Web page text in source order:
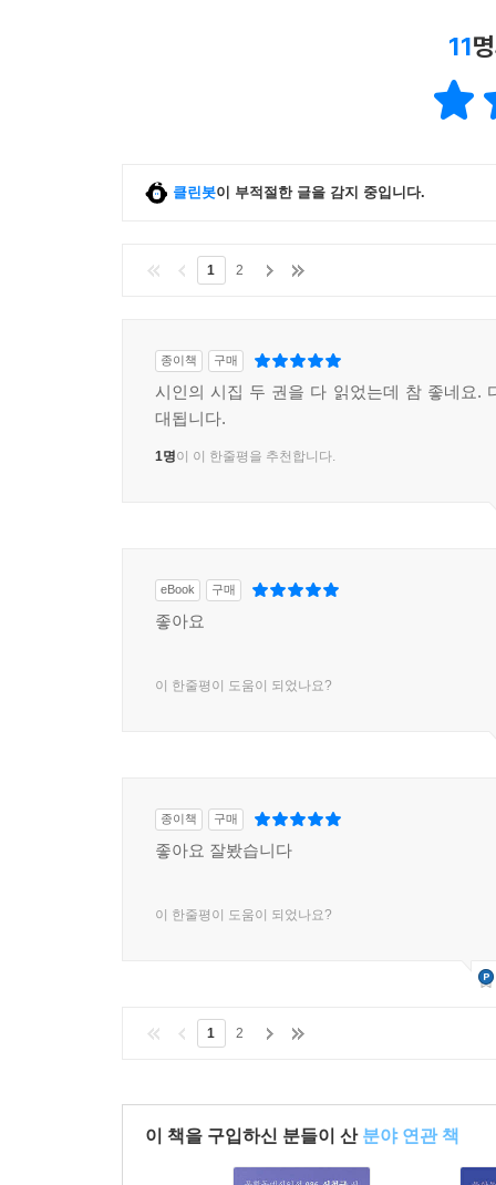
11
클린봇이 부적절한 글을 감지 중입니다.
1 2
종이책 구매
시인의 시집 두 권을 다 읽었는데 참 좋네요.
대됩니다.
1명이 이 한줄평을 추천합니다.
eBook 구매
좋아요
이 한줄평이 도움이 되었나요?
종이책 구매
좋아요 잘봤습니다
이 한줄평이 도움이 되었나요?
1 2
이 책을 구입하신 분들이 산 분야 연관 책